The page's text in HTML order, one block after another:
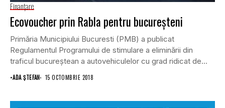
Finanţare
Ecovoucher prin Rabla pentru bucureşteni
Primăria Municipiului Bucuresti (PMB) a publicat
Regulamentul Programului de stimulare a eliminării din
traficul bucureştean a autovehiculelor cu grad ridicat de
poluare prin...
•ADA ȘTEFAN 15 OCTOMBRIE 2018